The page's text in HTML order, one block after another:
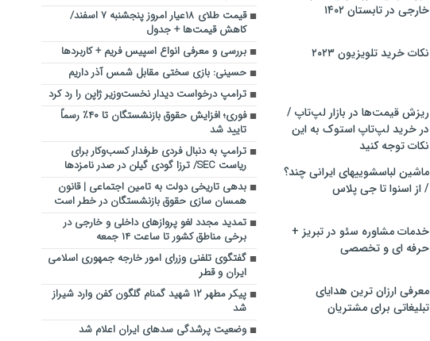
خارجی در تابستان ۱۴۰۲
نکات خرید تلویزیون ۲۰۲۳
ریزش قیمت‌ها در بازار لپ‌تاپ /
در خرید لپ‌تاپ استوک به این
نکات توجه کنید
ماشین لباسشویی‎های ایرانی چند؟
/ از اسنوا تا جی پلاس
خدمات مشاوره سئو در تبریز +
حرفه ای و تخصصی
معرفی ارزان ترین هدایای
تبلیغاتی برای مشتریان
قیمت طلای ۱۸عیار امروز پنجشنبه ۷ اسفند/
کاهش قیمت‌ها + جدول
بررسی و معرفی انواع اسپیس فریم + کاربردها
حسینی: بازی سختی مقابل شمس آذر داریم
ترامپ درخواست دیدار نخست‌وزیر ژاپن را رد کرد
فوری؛ افزایش حقوق بازنشستگان تا ۴۰٪ رسماً
تایید شد
ترامپ به دنبال فردی طرفدار کسب‌وکار برای
ریاست SEC/ ترزا گودی گیلن در صدر نامزدها
بدهی تاریخی دولت به تامین اجتماعی | قانون
همسان سازی حقوق بازنشستگان در خطر است
تمدید مجدد لغو پروازهای داخلی و خارجی در
برخی مناطق کشور تا ساعت ۱۴ جمعه
گفتگوی تلفنی وزرای امور خارجه جمهوری اسلامی
ایران و قطر
پیکر مطهر ۱۲ شهید گمنام گلگون کفن وارد شیراز
شد
وضعیت پرشدگی سدهای ایران اعلام شد